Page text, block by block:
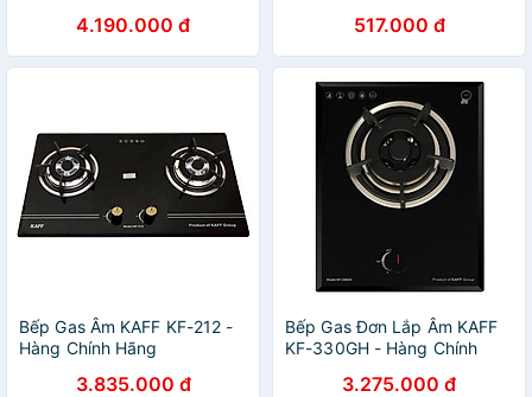
4.190.000 đ 517.000 đ
Bếp Gas Âm KAFF KF-212 -
Hàng Chính Hãng
3.835.000 đ
Bếp Gas Đơn Lắp Âm KAFF
KF-330GH - Hàng Chính
3.275.000 đ